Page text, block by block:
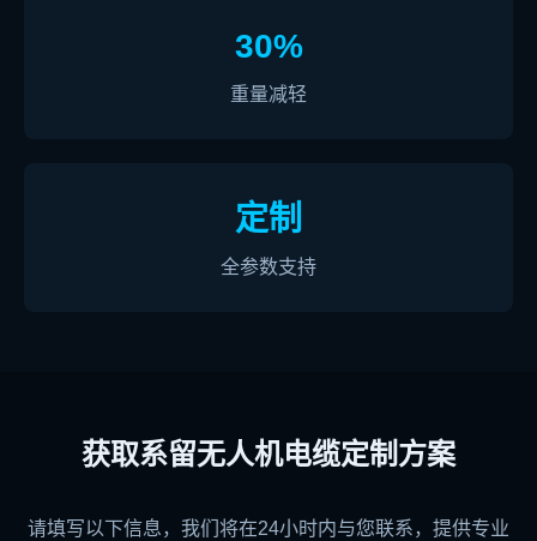
30%
重量减轻
定制
全参数支持
获取系留无人机电缆定制方案
请填写以下信息，我们将在24小时内与您联系，提供专业